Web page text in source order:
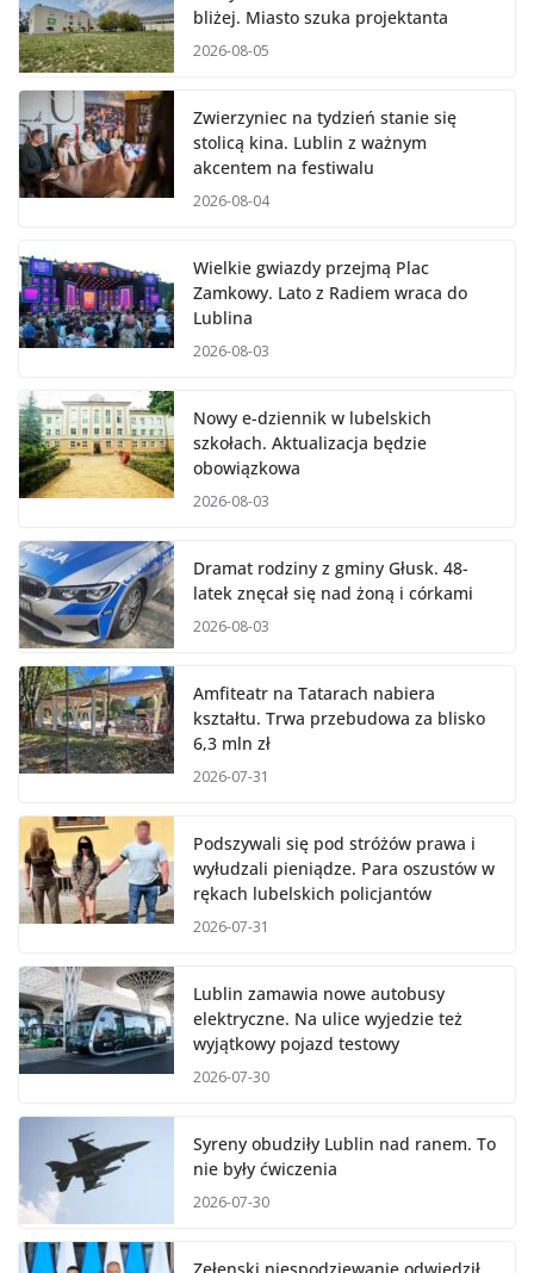
bliżej. Miasto szuka projektanta
2026-08-05
Zwierzyniec na tydzień stanie się
stolicą kina. Lublin z ważnym
akcentem na festiwalu
2026-08-04
Wielkie gwiazdy przejmą Plac
Zamkowy. Lato z Radiem wraca do
Lublina
2026-08-03
Nowy e-dziennik w lubelskich
szkołach. Aktualizacja będzie
obowiązkowa
2026-08-03
Dramat rodziny z gminy Głusk. 48-
latek znęcał się nad żoną i córkami
2026-08-03
Amfiteatr na Tatarach nabiera
kształtu. Trwa przebudowa za blisko
6,3 mln zł
2026-07-31
Podszywali się pod stróżów prawa i
wyłudzali pieniądze. Para oszustów w
rękach lubelskich policjantów
2026-07-31
Lublin zamawia nowe autobusy
elektryczne. Na ulice wyjedzie też
wyjątkowy pojazd testowy
2026-07-30
Syreny obudziły Lublin nad ranem. To
nie były ćwiczenia
2026-07-30
Zełenski niespodziewanie odwiedził